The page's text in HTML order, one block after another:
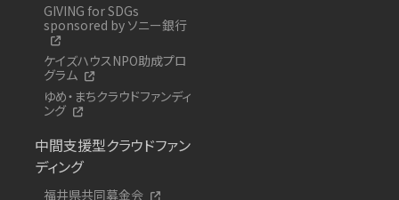
GIVING for SDGs
sponsored by ソニー銀行
ケイズハウスNPO助成プロ
グラム
ゆめ・まちクラウドファンディ
ング
中間支援型クラウドファン
ディング
福井県共同募金会